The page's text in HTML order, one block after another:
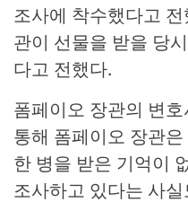
조사에 착수했다고
관이 선물을 받을 당
다고 전했다.
폼페이오 장관의 변
통해 폼페이오 장관
한 병을 받은 기억이
조사하고 있다는 사